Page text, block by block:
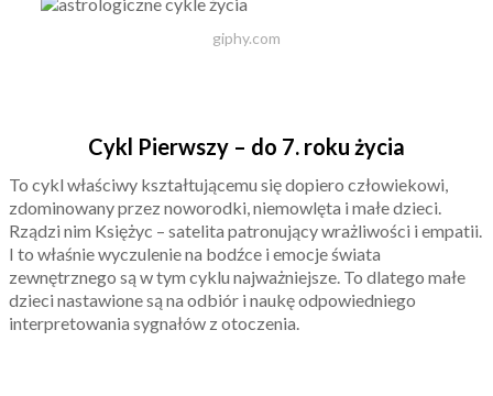
giphy.com
Cykl Pierwszy – do 7. roku życia
To cykl właściwy kształtującemu się dopiero człowiekowi,
zdominowany przez noworodki, niemowlęta i małe dzieci.
Rządzi nim Księżyc – satelita patronujący wrażliwości i empatii.
I to właśnie wyczulenie na bodźce i emocje świata
zewnętrznego są w tym cyklu najważniejsze. To dlatego małe
dzieci nastawione są na odbiór i naukę odpowiedniego
interpretowania sygnałów z otoczenia.